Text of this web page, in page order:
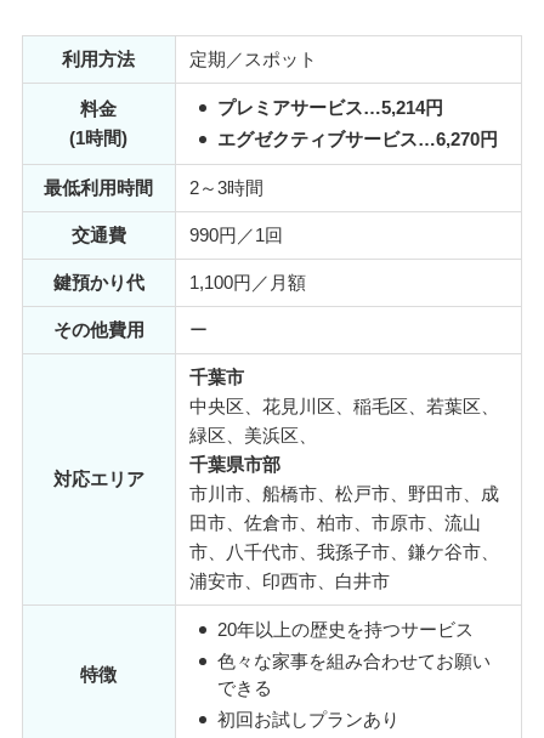
利用方法 定期／スポット
料金
(1時間)
プレミアサービス…5,214円
エグゼクティブサービス…6,270円
最低利用時間 2～3時間
交通費 990円／1回
鍵預かり代 1,100円／月額
その他費用 ー
対応エリア
千葉市
中央区、花見川区、稲毛区、若葉区、
緑区、美浜区、
千葉県市部
市川市、船橋市、松戸市、野田市、成
田市、佐倉市、柏市、市原市、流山
市、八千代市、我孫子市、鎌ケ谷市、
浦安市、印西市、白井市
特徴
20年以上の歴史を持つサービス
色々な家事を組み合わせてお願い
できる
初回お試しプランあり